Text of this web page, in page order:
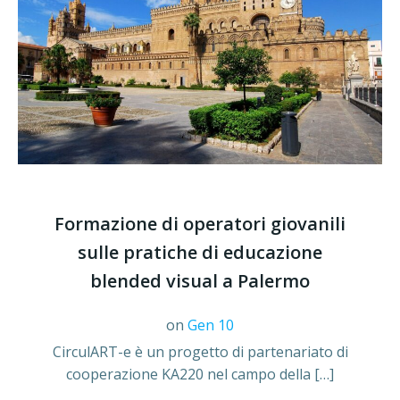
Formazione di operatori giovanili
sulle pratiche di educazione
blended visual a Palermo
on Gen 10
CirculART-e è un progetto di partenariato di
cooperazione KA220 nel campo della […]